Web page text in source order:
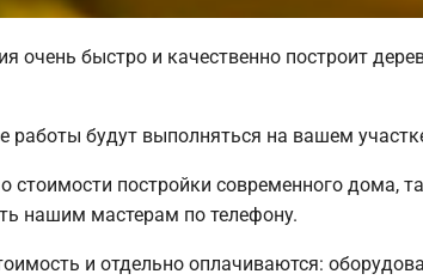
очень быстро и качественно построит
работы будут выполняться на вашем
постройки современного дома,
нашим мастерам по телефону.
и отдельно оплачиваются: